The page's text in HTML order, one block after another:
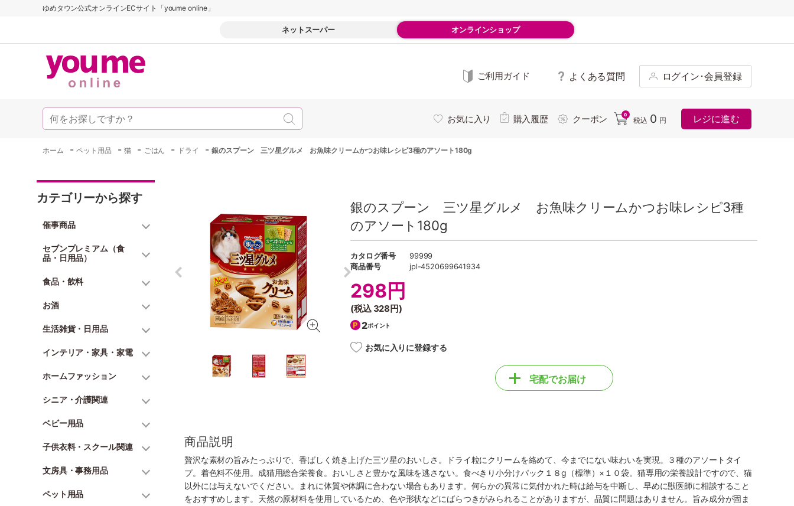
ゆめタウン公式オンラインECサイト「youme online」
ネットスーパー オンラインショップ
ご利用ガイド よくある質問 ログイン･会員登録
お気に入り 購入履歴 クーポン 0
税込 0 円 レジに進む
ホーム -ペット用品 -猫 - ごはん - ドライ -銀のスプーン 三ツ星グルメ お魚味クリームかつお味レシピ3種のアソート180g
カテゴリーから探す
催事商品
セブンプレミアム（食
品・日用品）
食品・飲料
お酒
生活雑貨・日用品
インテリア・家具・家電
ホームファッション
シニア・介護関連
ベビー用品
子供衣料・スクール関連
文房具・事務用品
ペット用品
銀のスプーン 三ツ星グルメ お魚味クリームかつお味レシピ3種
のアソート180g
カタログ番号
99999
商品番号
jpl-4520699641934
298円
(税込 328円)
2ポイント
お気に入りに登録する
宅配でお届け
商品説明
贅沢な素材の旨みたっぷりで、香ばしく焼き上げた三ツ星のおいしさ。ドライ粒にクリームを絡めて、今までにない味わいを実現。３種のアソートタイ
プ。着色料不使用。成猫用総合栄養食。おいしさと豊かな風味を逃さない。食べきり小分けパック１８g（標準）×１０袋。猫専用の栄養設計ですので、猫
以外には与えないでください。まれに体質や体調に合わない場合もあります。何らかの異常に気付かれた時は給与を中断し、早めに獣医師に相談すること
をおすすめします。天然の原材料を使用しているため、色や形状などにばらつきがみられることがありますが、品質に問題はありません。旨み成分が固ま